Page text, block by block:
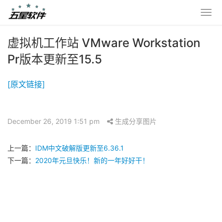
虚拟机工作站 VMware Workstation
Pr版本更新至15.5
[原文链接]
December 26, 2019 1:51 pm 生成分享图片
上一篇： IDM中文破解版更新至6.36.1
下一篇： 2020年元旦快乐！新的一年好好干！